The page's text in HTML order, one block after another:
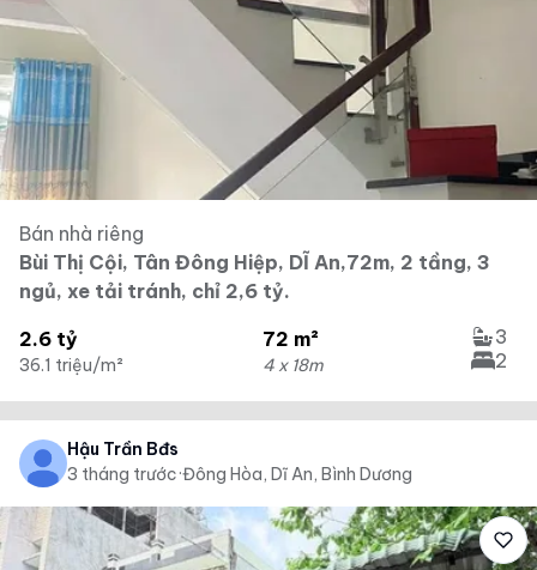
Bán nhà riêng
Bùi Thị Cội, Tân Đông Hiệp, DĨ An,72m, 2 tầng, 3
ngủ, xe tải tránh, chỉ 2,6 tỷ.
2.6 tỷ
36.1 triệu/m²
72 m²
4 x 18m
3
2
Hậu Trần Bđs
3 tháng trước·Đông Hòa, Dĩ An, Bình Dương